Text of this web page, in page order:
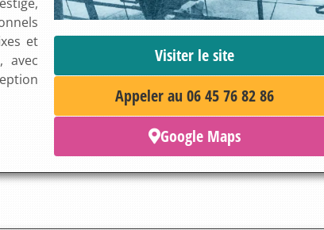
et
avec
Visiter le site
Appeler au 06 45 76 82 86
Google Maps